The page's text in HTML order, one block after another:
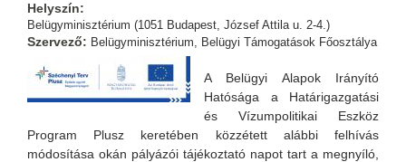
Helyszín:
Belügyminisztérium (1051 Budapest, József Attila u. 2-4.)
Szervező: Belügyminisztérium, Belügyi Támogatások Főosztálya
A Belügyi Alapok Irányító
Hatósága a Határigazgatási
és Vízumpolitikai Eszköz
Program Plusz keretében közzétett alábbi felhívás
módosítása okán pályázói tájékoztató napot tart a megnyíló,